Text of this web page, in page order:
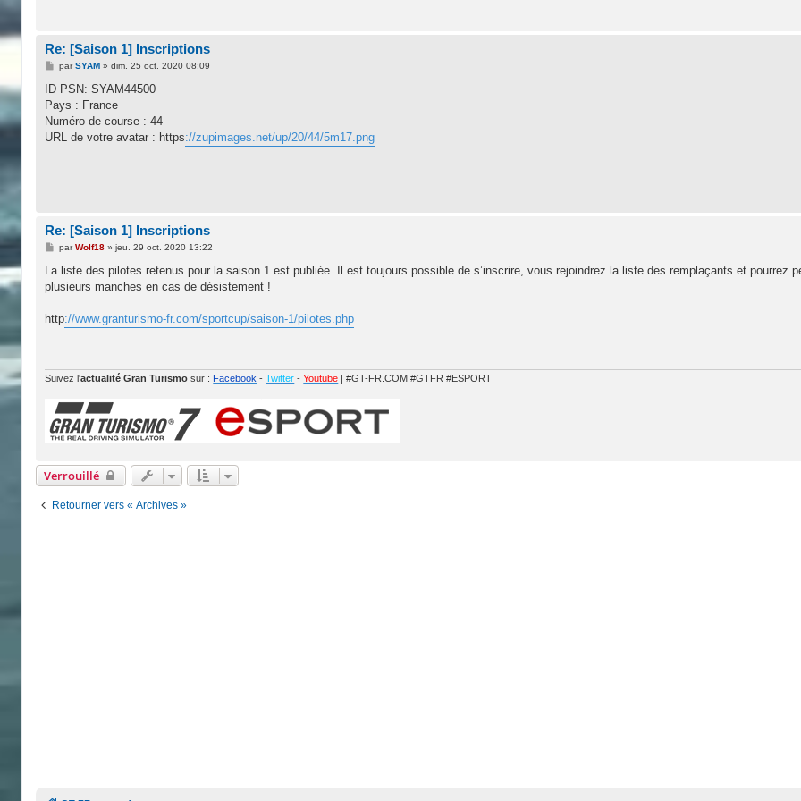
Re: [Saison 1] Inscriptions
M
s
a
g
parSYAM »dim. 25 oct. 2020 08:09
ID PSN: SYAM44500
Pays : France
Numéro de course : 44
URL de votre avatar : https://zupimages.net/up/20/44/5m17.png
Re: [Saison 1] Inscriptions
M
s
a
parWolf18 »jeu. 29 oct. 2020 13:22
La liste des pilotes retenus pour la saison 1 est publiée. Il est toujours possible de s’inscrire, vous rejoindrez la liste des remplaçants et pourrez
plusieurs manches en cas de désistement !
http://www.granturismo-fr.com/sportcup/saison-1/pilotes.php
Suivez l'actualité Gran Turismo sur : Facebook -Twitter -Youtube | #GT-FR.COM #GTFR #ESPORT
Verrouillé
Retourner vers « Archives »